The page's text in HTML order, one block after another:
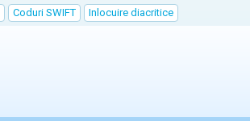
Coduri SWIFT Inlocuire diacritice